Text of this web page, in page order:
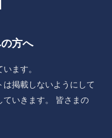
方へ
ます。
掲載しないようにして
いきます。 皆さまの